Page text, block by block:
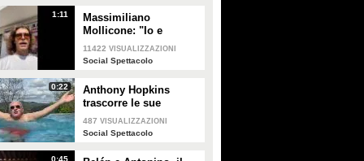
1:11
Massimiliano
Mollicone: "Io e
Vanessa non stiamo
più insieme"
11422 VISUALIZZAZIONI
Social Spettacolo
0:22
Anthony Hopkins
trascorre le sue
vacanze in Toscana e
canta "Bella ciao"
487 VISUALIZZAZIONI
Social Spettacolo
0:45